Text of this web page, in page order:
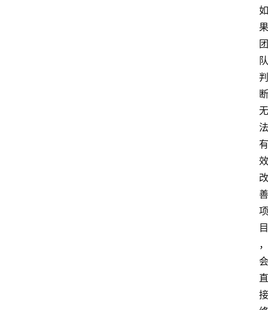
如
果
团
队
判
断
无
法
有
效
改
善
项
目
，
会
直
接